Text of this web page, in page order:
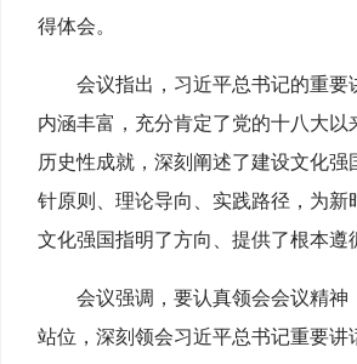
得体会。
会议指出，习近平总书记的重要
内涵丰富，充分肯定了党的十八大以
历史性成就，深刻阐述了建设文化强
针原则、理论导向、实践路径，为新
文化强国指明了方向、提供了根本遵
会议强调，要认真领会会议精神
站位，深刻领会习近平总书记重要讲